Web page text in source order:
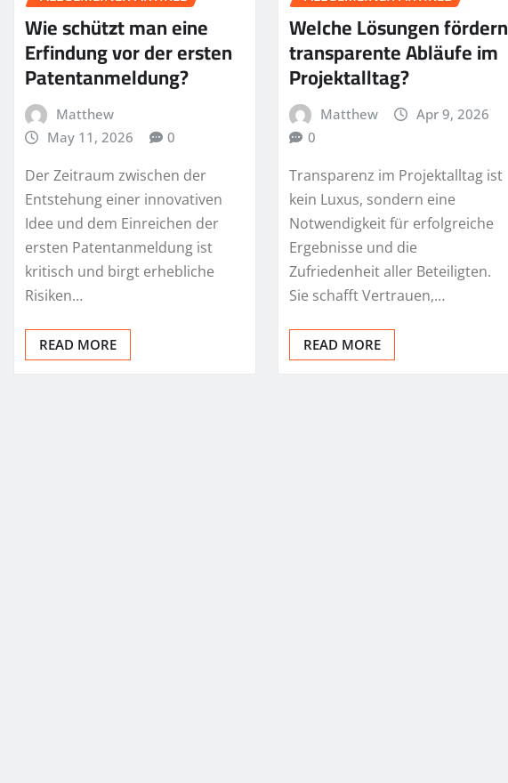
Wie schützt man eine
Erfindung vor der ersten
Patentanmeldung?
Matthew
May 11, 2026
0
Der Zeitraum zwischen der
Entstehung einer innovativen
Idee und dem Einreichen der
ersten Patentanmeldung ist
kritisch und birgt erhebliche
Risiken…
READ MORE
Welche Lösungen fördern
transparente Abläufe im
Projektalltag?
Matthew
Apr 9, 2026
0
Transparenz im Projektalltag ist
kein Luxus, sondern eine
Notwendigkeit für erfolgreiche
Ergebnisse und die
Zufriedenheit aller Beteiligten.
Sie schafft Vertrauen,…
READ MORE